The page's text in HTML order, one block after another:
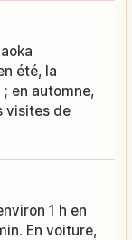
été, la
en automne,
visites de
1 h en
En voiture,